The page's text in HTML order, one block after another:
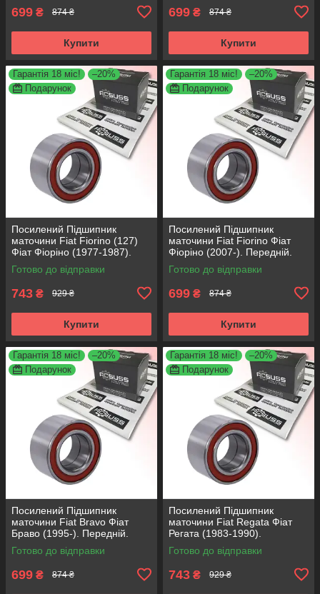
699 ₴ 874 ₴
Купити
699 ₴ 874 ₴
Купити
Гарантія 18 міс!
–20%
Подарунок
Посилений Підшипник
маточини Fiat Fiorino (127)
Фіат Фіоріно (1977-1987).
Передній. АКСУСС Корея!
VKBA1410 , R182.60 ,
Готово до відправки
743 ₴ 929 ₴
Купити
Гарантія 18 міс!
–20%
Подарунок
Посилений Підшипник
маточини Fiat Fiorino Фіат
Фіоріно (2007-). Передній.
АКСУСС Корея! VKBA3538 ,
R158.44 , 713690750
Готово до відправки
699 ₴ 874 ₴
Купити
Гарантія 18 міс!
–20%
Подарунок
Посилений Підшипник
маточини Fiat Bravo Фіат
Браво (1995-). Передній.
АКСУСС Корея! VKBA3538 ,
R158.44 , 713690750
Готово до відправки
699 ₴ 874 ₴
Гарантія 18 міс!
–20%
Подарунок
Посилений Підшипник
маточини Fiat Regata Фіат
Регата (1983-1990).
Передній. АКСУСС Корея!
VKBA1410 , R182.60 ,
Готово до відправки
743 ₴ 929 ₴